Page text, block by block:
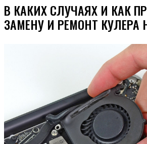
В КАКИХ СЛУЧАЯХ И КАК
ЗАМЕНУ И РЕМОНТ КУЛЕРА